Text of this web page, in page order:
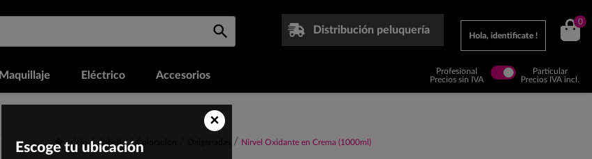
Distribución peluquería
Hola, identificate !
0
Maquillaje Eléctrico Accesorios
Profesional
Precios sin IVA
Particular
Precios IVA incl.
Inicio Cabello Nirvel Oxidante en Crema (1000ml)
×
Escoge tu ubicación